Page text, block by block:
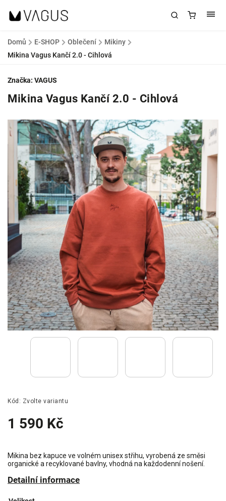
Domů / E-SHOP / Oblečení / Mikiny /
Mikina Vagus Kančí 2.0 - Cihlová
Mikina Vagus Kančí 2.0 - Cihlová
Kód: Zvolte variantu
1 590 Kč
Mikina bez kapuce ve volném unisex střihu, vyrobená ze směsi
organické a recyklované bavlny, vhodná na každodenní nošení.
Detailní informace
Značka: VAGUS